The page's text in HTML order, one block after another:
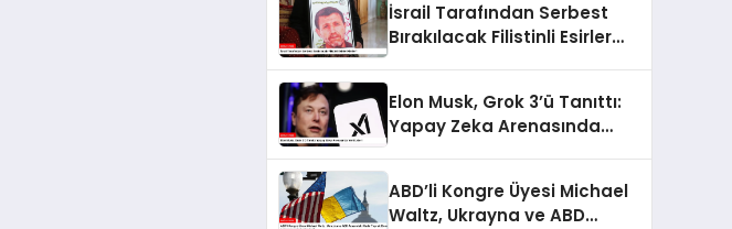
İsrail Tarafından Serbest
Bırakılacak Filistinli Esirler
Elon Musk, Grok 3’ü Tanıttı:
Yapay Zeka Arenasında
ABD’li Kongre Üyesi Michael
Waltz, Ukrayna ve ABD